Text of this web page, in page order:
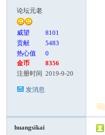
论坛元老
威望
8101
贡献
5483
热心值
0
金币
8356
注册时间 2019-9-20
发消息
huangsikai